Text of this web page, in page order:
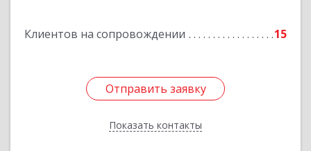
Клиентов на сопровождении 15
Отправить заявку
Показать контакты
Отправить заявку
Назад